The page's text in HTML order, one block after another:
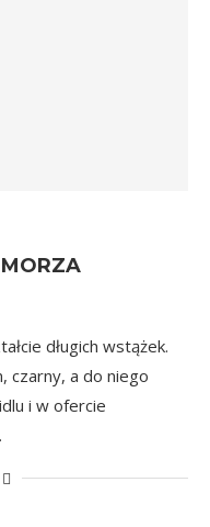
długich wstążek.
czarny, a do niego
i w ofercie